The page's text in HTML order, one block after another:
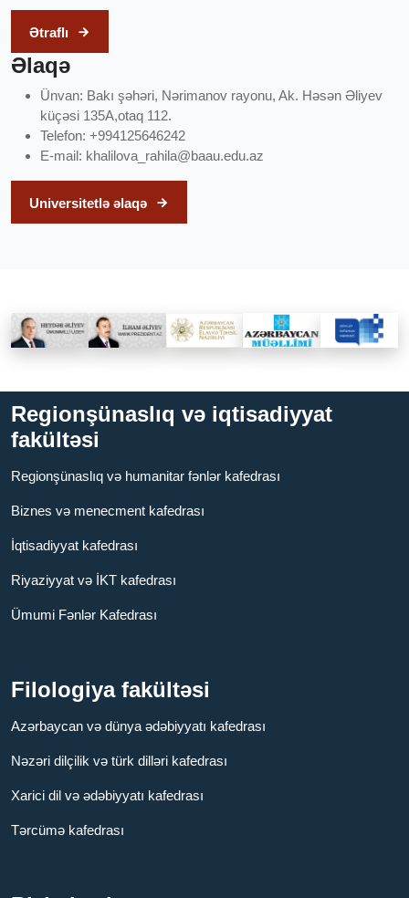
Ətraflı
Əlaqə
Ünvan: Bakı şəhəri, Nərimanov rayonu, Ak. Həsən Əliyev
küçəsi 135A,otaq 112.
Telefon: +994125646242
E-mail: khalilova_rahila@baau.edu.az
Universitetlə əlaqə
Regionşünaslıq və iqtisadiyyat
fakültəsi
Regionşünaslıq və humanitar fənlər kafedrası
Biznes və menecment kafedrası
İqtisadiyyat kafedrası
Riyaziyyat və İKT kafedrası
Ümumi Fənlər Kafedrası
Filologiya fakültəsi
Azərbaycan və dünya ədəbiyyatı kafedrası
Nəzəri dilçilik və türk dilləri kafedrası
Xarici dil və ədəbiyyatı kafedrası
Tərcümə kafedrası